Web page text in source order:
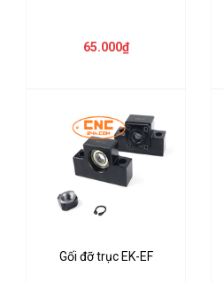
65.000₫
Gối đỡ trục EK-EF